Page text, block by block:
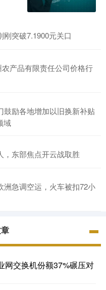
突破7.1900元关口
产品有限责任公司价格行
鼓励各地增加以旧换新补贴
域
，东部焦点开云战取胜
急调空运，火车被扣72小
网交换机份额37%碾压对